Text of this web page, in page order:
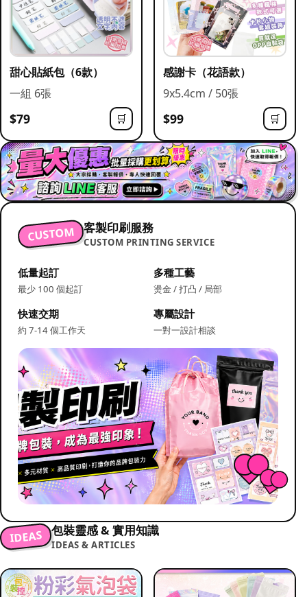
甜心貼紙包（6款）
一組 6張
$79 🛒
感謝卡（花語款）
9x5.4cm / 50張
$99 🛒
CUSTOM 客製印刷服務
CUSTOM PRINTING SERVICE
低量起訂
最少 100 個起訂
多種工藝
燙金 / 打凸 / 局部
快速交期
約 7-14 個工作天
專屬設計
一對一設計相談
IDEAS 包裝靈感 & 實用知識
IDEAS & ARTICLES